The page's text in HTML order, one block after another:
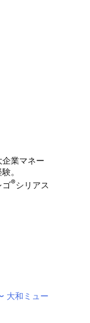
業マネー
。
ゴ®シリアス
大和ミュー